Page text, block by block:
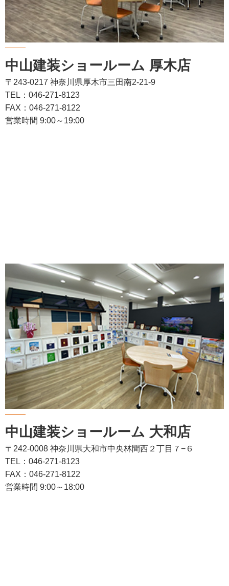
中山建装ショールーム 厚木店
〒243-0217 神奈川県厚木市三田南2-21-9
TEL：046-271-8123
FAX：046-271-8122
営業時間 9:00～19:00
中山建装ショールーム 大和店
〒242-0008 神奈川県大和市中央林間西２丁目７−６
TEL：046-271-8123
FAX：046-271-8122
営業時間 9:00～18:00